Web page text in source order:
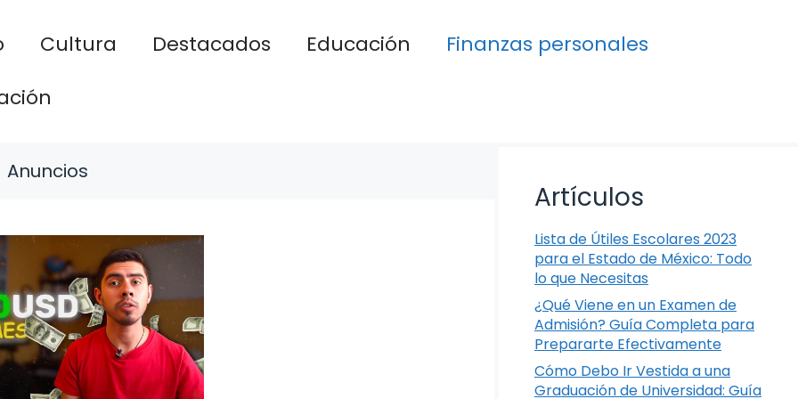
Cultura Destacados Educación
Finanzas personales
Anuncios
Artículos
Lista de Útiles Escolares 2023
para el Estado de México: Todo
lo que Necesitas
¿Qué Viene en un Examen de
Admisión? Guía Completa para
Prepararte Efectivamente
Cómo Debo Ir Vestida a una
Graduación de Universidad: Guía